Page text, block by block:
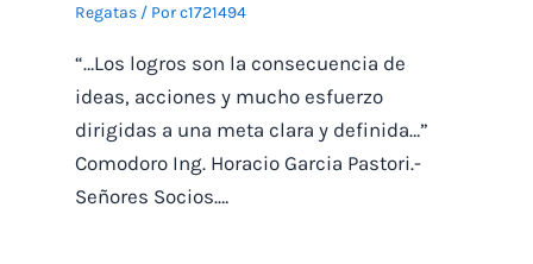
Regatas/ Porc1721494
“…Los logros son la consecuencia de
ideas, acciones y mucho esfuerzo
dirigidas a una meta clara y definida…”
Comodoro Ing. Horacio Garcia Pastori.-
Señores Socios.…